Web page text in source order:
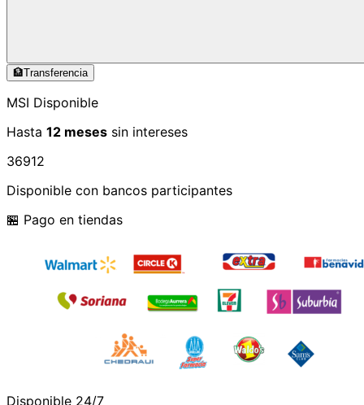
🏦Transferencia
MSI Disponible
Hasta 12 meses sin intereses
36912
Disponible con bancos participantes
🏪 Pago en tiendas
Disponible 24/7